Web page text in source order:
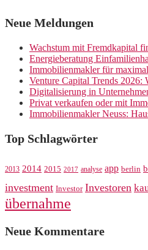
Neue Meldungen
Wachstum mit Fremdkapital
Energieberatung
Immobilienmakler für
Venture Capital Trends 2026:
Digitalisierung in
Privat verkaufen oder mit
Immobilienmakler Neuss:
Top Schlagwörter
2013 2014 2015 2017 analyse app berlin
investment Investor Investoren
übernahme
Neue Kommentare